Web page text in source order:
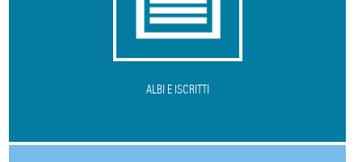
ALBI E ISCRITTI